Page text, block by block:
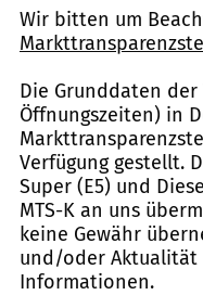
Wir bitten um
Die Grunddaten der
Öffnungszeiten) in
Verfügung gestellt.
Super (E5) und
MTS-K an uns
keine Gewähr
und/oder Aktualität
Informationen.